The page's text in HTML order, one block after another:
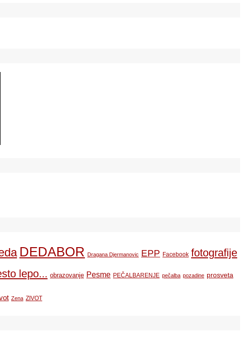
DEDABOR Dragana Djermanovic EPP Facebook fotografije
lepo... obrazovanje Pesme PEČALBARENJE pečalba pozadine prosveta
Zena ZIVOT